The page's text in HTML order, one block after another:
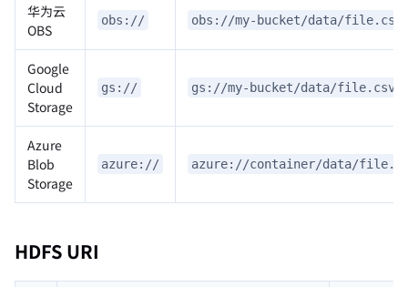
华为云
OBS
obs:// obs://my-bucket/data/file.csv
Google
Cloud
Storage
gs:// gs://my-bucket/data/file.csv
Azure
Blob
Storage
azure:// azure://container/data/
HDFS URI